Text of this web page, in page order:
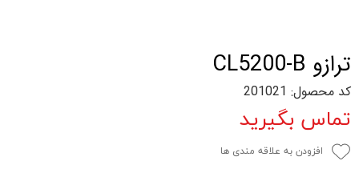
ترازو CL5200-B
کد محصول: 201021
تماس بگیرید
افزودن به علاقه مندی ها